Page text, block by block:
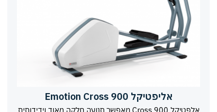
אליפטיקל Emotion Cross 900
אלפטיקל Cross 900 מאפשר תנועה חלקה מאוד וידידותית